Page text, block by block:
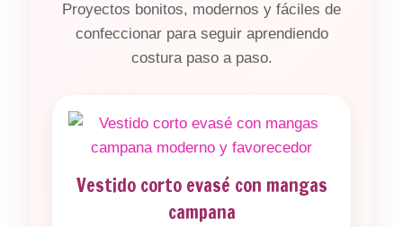
Proyectos bonitos, modernos y fáciles de
confeccionar para seguir aprendiendo
costura paso a paso.
Vestido corto evasé con mangas
campana